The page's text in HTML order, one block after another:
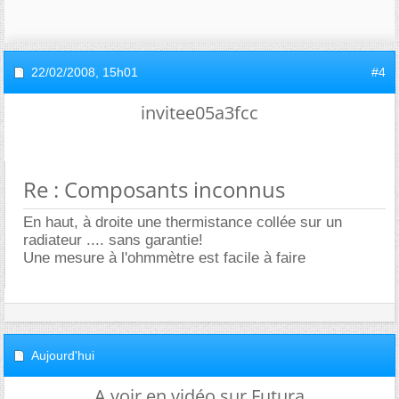
22/02/2008, 15h01 #4
invitee05a3fcc
Re : Composants inconnus
En haut, à droite une thermistance collée sur un
radiateur .... sans garantie!
Une mesure à l'ohmmètre est facile à faire
Aujourd'hui